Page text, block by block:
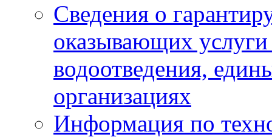
Сведения о
оказывающих
водоотведения,
организациях
Информация по